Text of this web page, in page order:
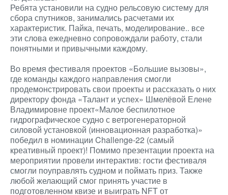
Ребята установили на судно рельсовую систему для
сбора спутников, занимались расчетами их
характеристик. Пайка, печать, моделирование.. все
эти слова ежедневно сопровождали работу, стали
понятными и привычными каждому.
Во время фестиваля проектов «Большие вызовы»,
где команды каждого направления смогли
продемонстрировать свои проекты и рассказать о них
директору фонда «Талант и успех» Шмелёвой Елене
Владимировне проект«Малое беспилотное
гидрографическое судно с ветрогенераторной
силовой установкой (инновационная разработка)»
победил в номинации Challenge-22 (самый
креативный проект)! Помимо презентации проекта на
мероприятии провели интерактив: гости фестиваля
смогли поуправлять судном и поймать приз. Также
любой желающий смог принять участие в
подготовленном квизе и выиграть NFT от